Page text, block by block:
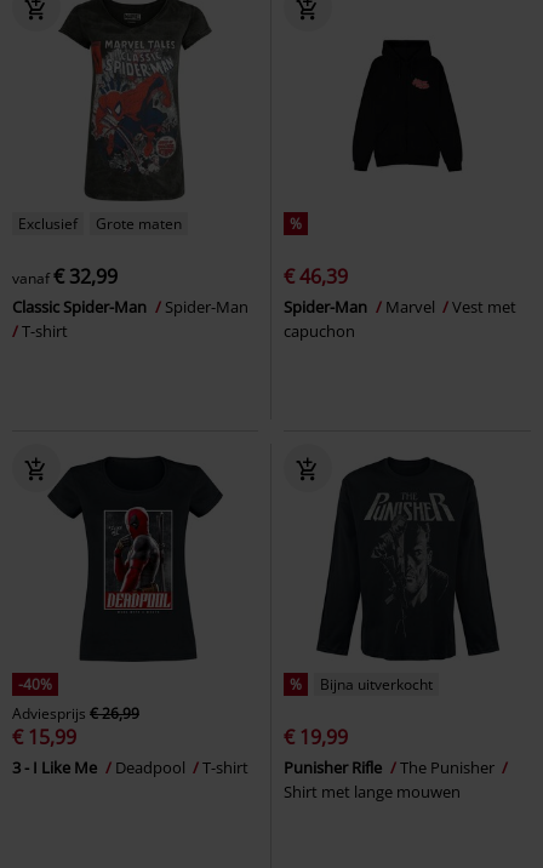
Exclusief Grote maten
vanaf€ 32,99
Classic Spider-Man
Spider-Man
T-shirt
%
€ 46,39
Spider-Man Marvel
Vest met
capuchon
-40%
Adviesprijs € 26,99
€ 15,99
3 - I Like Me Deadpool T-shirt
% Bijna uitverkocht
€ 19,99
Punisher Rifle
The Punisher
Shirt met lange mouwen